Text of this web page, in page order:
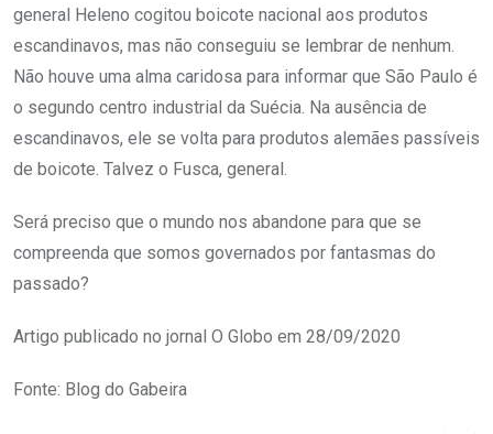
general Heleno cogitou boicote nacional aos produtos
escandinavos, mas não conseguiu se lembrar de nenhum.
Não houve uma alma caridosa para informar que São Paulo é
o segundo centro industrial da Suécia. Na ausência de
escandinavos, ele se volta para produtos alemães passíveis
de boicote. Talvez o Fusca, general.
Será preciso que o mundo nos abandone para que se
compreenda que somos governados por fantasmas do
passado?
Artigo publicado no jornal O Globo em 28/09/2020
Fonte: Blog do Gabeira